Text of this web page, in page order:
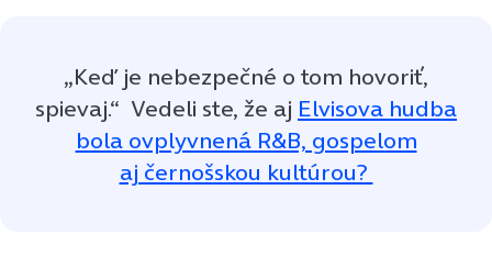
„Keď je nebezpečné o tom hovoriť,
spievaj.“ Vedeli ste, že aj Elvisova hudba
bola ovplyvnená R&B, gospelom
aj černošskou kultúrou?